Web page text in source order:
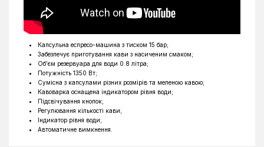
Капсульна еспресо-машина з тиском 15 бар;
Забезпечує приготування кави з насиченим смаком;
Об’єм резервуара для води 0.8 літра;
Потужність 1350 Вт;
Сумісна з капсулами різних розмірів та меленою кавою;
Кавоварка оснащена індикатором рівня води;
Підсвічування кнопок;
Регулювання кількості кави;
Індикатор рівня води;
Автоматичне вимкнення.